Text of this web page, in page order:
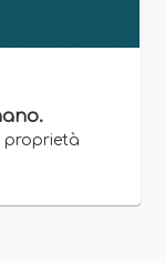
proprietà